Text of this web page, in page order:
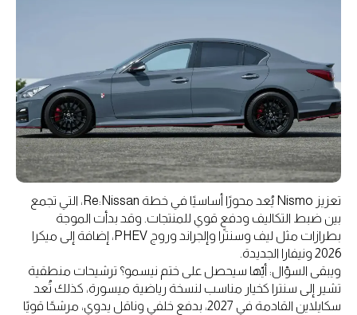
تعزيز Nismo يُعد محورًا أساسيًا في خطة Re:Nissan، التي تجمع
بين ضبط التكاليف ودفعٍ قوي للمنتجات. وقد بدأت الموجة
بطرازات مثل ليف وسنترا وإلجراند وروج PHEV، إضافة إلى ميكرا
2026 ونيفارا الجديدة.
ويبقى السؤال: أيّها سيحصل على ختم نيسمو؟ ترشيحات منطقية
تشير إلى سنترا كخيار مناسب لنسخة رياضية ميسورة، كذلك تُعد
سكايلاين القادمة في 2027، بدفع خلفي وناقل يدوي، مرشحًا قويًا